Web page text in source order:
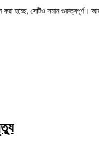
হচ্ছে, সেটিও সমান